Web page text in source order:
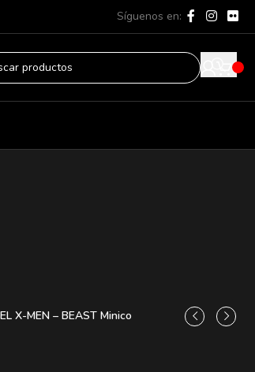
Síguenos en:
X-MEN – BEAST Minico